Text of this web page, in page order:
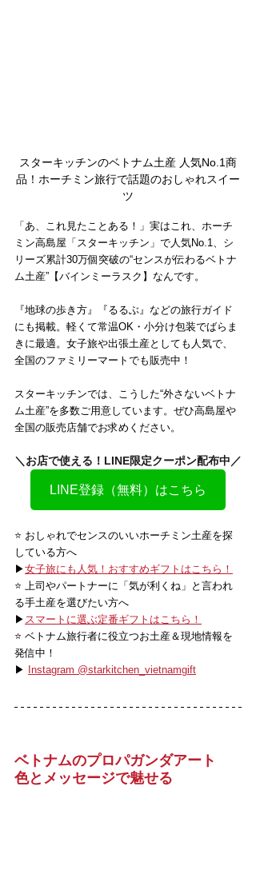
スターキッチンのベトナム土産 人気No.1商
品！ホーチミン旅行で話題のおしゃれスイー
ツ
「あ、これ見たことある！」実はこれ、ホーチ
ミン高島屋「スターキッチン」で人気No.1、シ
リーズ累計30万個突破の“センスが伝わるベトナ
ム土産”【バインミーラスク】なんです。
『地球の歩き方』『るるぶ』などの旅行ガイド
にも掲載。軽くて常温OK・小分け包装でばらま
きに最適。女子旅や出張土産としても人気で、
全国のファミリーマートでも販売中！
スターキッチンでは、こうした“外さないベトナ
ム土産”を多数ご用意しています。ぜひ高島屋や
全国の販売店舗でお求めください。
＼お店で使える！LINE限定クーポン配布中／
LINE登録（無料）はこちら
⭐️ おしゃれでセンスのいいホーチミン土産を探
している方へ
▶女子旅にも人気！おすすめギフトはこちら！
⭐️ 上司やパートナーに「気が利くね」と言われ
る手土産を選びたい方へ
▶ スマートに選ぶ定番ギフトはこちら！
⭐️ ベトナム旅行者に役立つお土産＆現地情報を
発信中！
▶ Instagram @starkitchen_vietnamgift
ベトナムのプロパガンダアート
色とメッセージで魅せる